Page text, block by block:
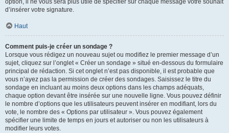
option, il ne vous sera plus utile de spécifier sur chaque message votre souhait
d’insérer votre signature.
Haut
Comment puis-je créer un sondage ?
Lorsque vous rédigez un nouveau sujet ou modifiez le premier message d’un
sujet, cliquez sur l’onglet « Créer un sondage » situé en-dessous du formulaire
principal de rédaction. Si cet onglet n’est pas disponible, il est probable que
vous n’ayez pas la permission de créer des sondages. Saisissez le titre du
sondage en incluant au moins deux options dans les champs adéquats,
chaque option devant être insérée sur une nouvelle ligne. Vous pouvez définir
le nombre d’options que les utilisateurs peuvent insérer en modifiant, lors du
vote, le nombre des « Options par utilisateur ». Vous pouvez également
spécifier une limite de temps en jours et autoriser ou non les utilisateurs à
modifier leurs votes.